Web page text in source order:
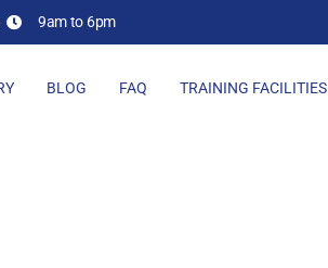
9am to 6pm
BLOG FAQ TRAINING FACILITIES